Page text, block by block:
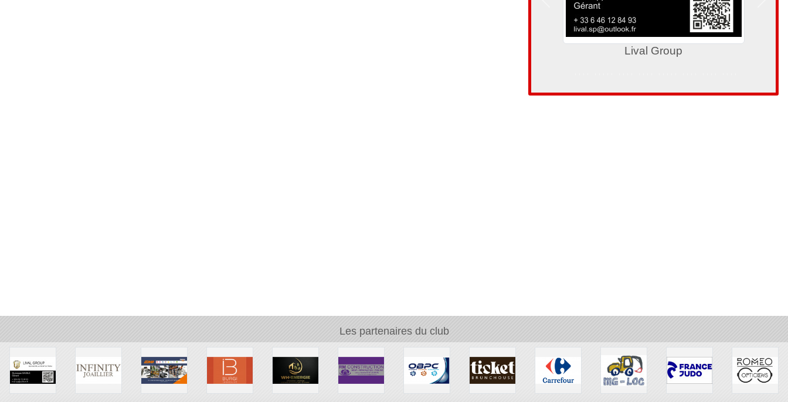
Précedent
Les partenaires du club